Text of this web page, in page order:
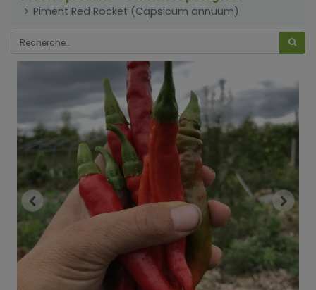
Piment Red Rocket (Capsicum annuum)